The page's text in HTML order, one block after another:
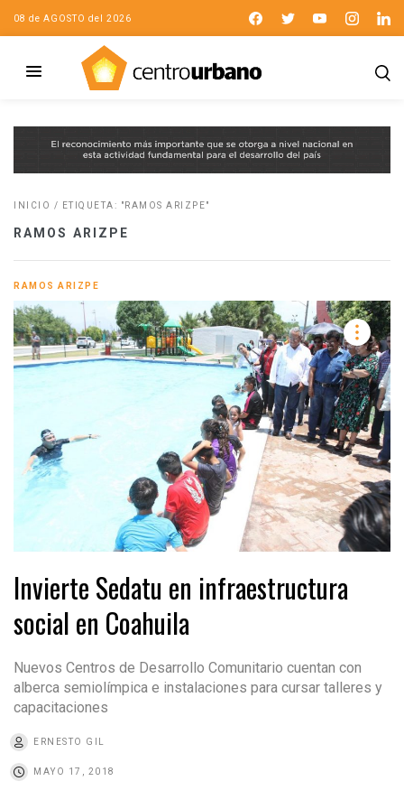
08 de AGOSTO del 2026
INICIO / ETIQUETA: "RAMOS ARIZPE"
RAMOS ARIZPE
RAMOS ARIZPE
Invierte Sedatu en infraestructura
social en Coahuila
Nuevos Centros de Desarrollo Comunitario cuentan con
alberca semiolímpica e instalaciones para cursar talleres y
capacitaciones
ERNESTO GIL
MAYO 17, 2018